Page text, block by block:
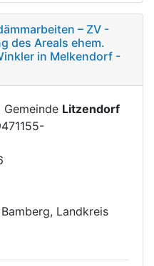
– ZV -
des Areals ehem.
in Melkendorf -
Litzendorf
Landkreis